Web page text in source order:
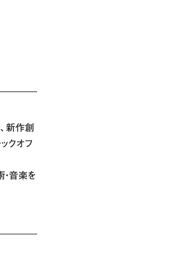
新作創
クオフ
音楽を